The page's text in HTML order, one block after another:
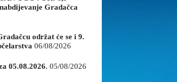
Gradačca
održat će se i 9.
06/08/2026
05.08.2026. 05/08/2026